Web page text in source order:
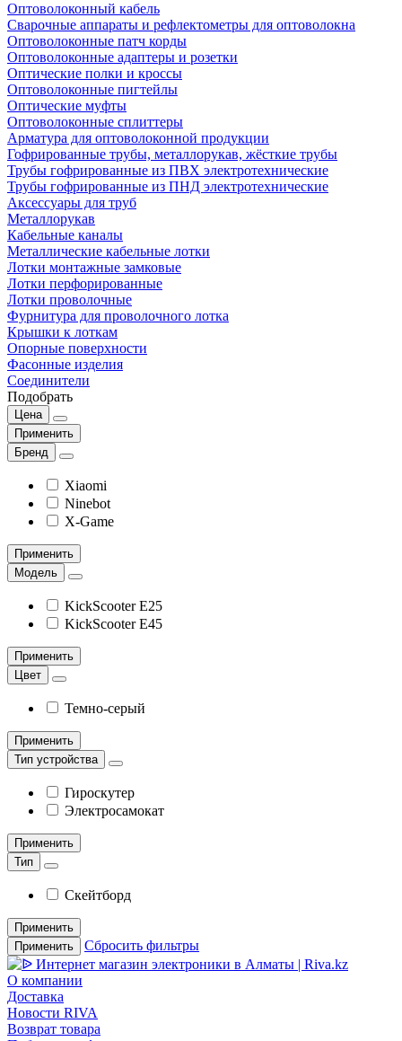
Оптоволоконный кабель
Сварочные аппараты и рефлектометры для оптоволокна
Оптоволоконные патч корды
Оптоволоконные адаптеры и розетки
Оптические полки и кроссы
Оптоволоконные пигтейлы
Оптические муфты
Оптоволоконные сплиттеры
Арматура для оптоволоконной продукции
Гофрированные трубы, металлорукав, жёсткие трубы
Трубы гофрированные из ПВХ электротехнические
Трубы гофрированные из ПНД электротехнические
Аксессуары для труб
Металлорукав
Кабельные каналы
Металлические кабельные лотки
Лотки монтажные замковые
Лотки перфорированные
Лотки проволочные
Фурнитура для проволочного лотка
Крышки к лоткам
Опорные поверхности
Фасонные изделия
Соединители
Подобрать
Цена
Применить
Бренд
Xiaomi
Ninebot
X-Game
Применить
Модель
KickScooter E25
KickScooter E45
Применить
Цвет
Темно-серый
Применить
Тип устройства
Гироскутер
Электросамокат
Применить
Тип
Скейтборд
Применить
Применить
Сбросить фильтры
О компании
Доставка
Новости RIVA
Возврат товара